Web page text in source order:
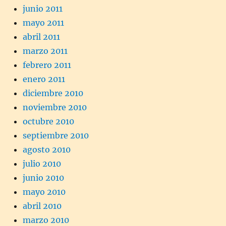
junio 2011
mayo 2011
abril 2011
marzo 2011
febrero 2011
enero 2011
diciembre 2010
noviembre 2010
octubre 2010
septiembre 2010
agosto 2010
julio 2010
junio 2010
mayo 2010
abril 2010
marzo 2010